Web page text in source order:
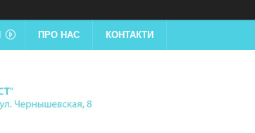
ПРО НАС КОНТАКТИ